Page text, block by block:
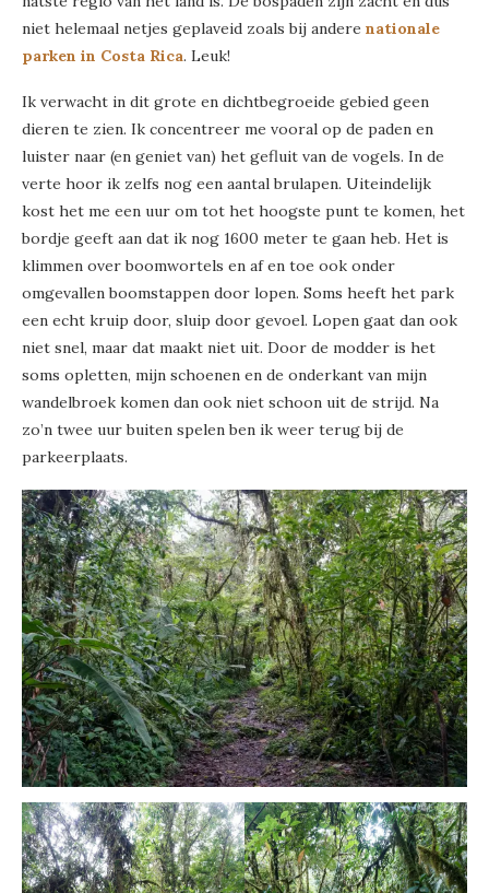
niet helemaal netjes geplaveid zoals bij andere nationale
parken in Costa Rica. Leuk!
Ik verwacht in dit grote en dichtbegroeide gebied geen
dieren te zien. Ik concentreer me vooral op de paden en
luister naar (en geniet van) het gefluit van de vogels. In de
verte hoor ik zelfs nog een aantal brulapen. Uiteindelijk
kost het me een uur om tot het hoogste punt te komen, het
bordje geeft aan dat ik nog 1600 meter te gaan heb. Het is
klimmen over boomwortels en af en toe ook onder
omgevallen boomstappen door lopen. Soms heeft het park
een echt kruip door, sluip door gevoel. Lopen gaat dan ook
niet snel, maar dat maakt niet uit. Door de modder is het
soms opletten, mijn schoenen en de onderkant van mijn
wandelbroek komen dan ook niet schoon uit de strijd. Na
zo’n twee uur buiten spelen ben ik weer terug bij de
parkeerplaats.